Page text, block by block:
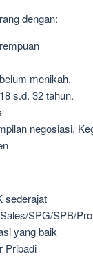
dengan:
menikah.
s.d. 32 tahun.
negosiasi,
sederajat
SPG/SPB/
yang baik
Pribadi